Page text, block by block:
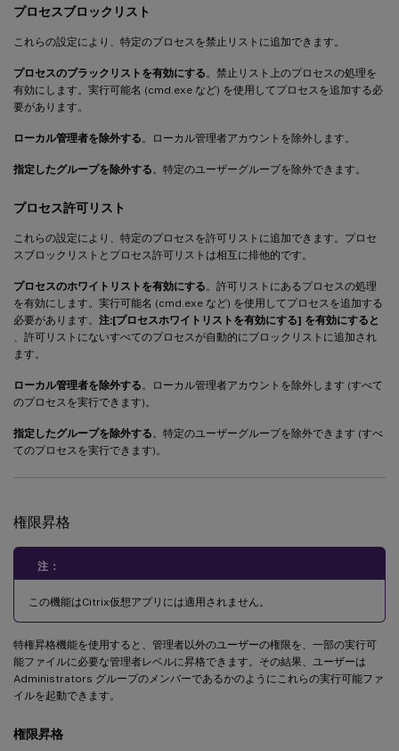
プロセスブロックリスト
これらの設定により、特定のプロセスを禁止リストに追加できます。
プロセスのブラックリストを有効にする 。禁止リスト上のプロセスの処理を
有効にします。実行可能名 (cmd.exe など) を使用してプロセスを追加する必
要があります。
ローカル管理者を除外する 。ローカル管理者アカウントを除外します。
指定したグループを除外する 。特定のユーザーグループを除外できます。
プロセス許可リスト
これらの設定により、特定のプロセスを許可リストに追加できます。プロセ
スブロックリストとプロセス許可リストは相互に排他的です。
プロセスのホワイトリストを有効にする 。許可リストにあるプロセスの処理
を有効にします。実行可能名 (cmd.exe など) を使用してプロセスを追加する
必要があります。 注:[プロセスホワイトリストを有効にする] を有効にすると
、許可リストにないすべてのプロセスが自動的にブロックリストに追加され
ます。
ローカル管理者を除外する 。ローカル管理者アカウントを除外します (すべて
のプロセスを実行できます)。
指定したグループを除外する 。特定のユーザーグループを除外できます (すべ
てのプロセスを実行できます)。
権限昇格
注：
この機能はCitrix仮想アプリには適用されません。
特権昇格機能を使用すると、管理者以外のユーザーの権限を、一部の実行可
能ファイルに必要な管理者レベルに昇格できます。その結果、ユーザーは
Administrators グループのメンバーであるかのようにこれらの実行可能ファ
イルを起動できます。
権限昇格